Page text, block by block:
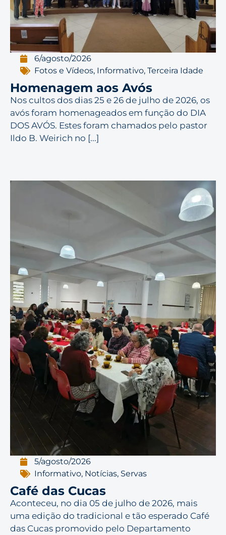
6/agosto/2026
Fotos e Vídeos, Informativo,Terceira Idade
Homenagem aos Avós
Nos cultos dos dias 25 e 26 de julho de 2026, os
avós foram homenageados em função do DIA
DOS AVÓS. Estes foram chamados pelo pastor
Ildo B. Weirich no [...]
5/agosto/2026
Informativo, Notícias, Servas
Café das Cucas
Aconteceu, no dia 05 de julho de 2026, mais
uma edição do tradicional e tão esperado Café
das Cucas promovido pelo Departamento